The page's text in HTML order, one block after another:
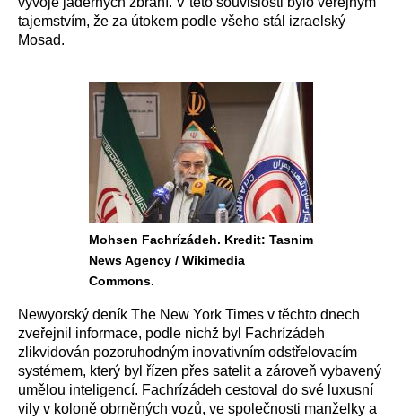
tajemstvím, že za útokem podle všeho stál izraelský
Mosad.
Mohsen Fachrízádeh. Kredit: Tasnim
News Agency / Wikimedia
Commons.
Newyorský deník The New York Times v těchto dnech
zveřejnil informace, podle nichž byl Fachrízádeh
zlikvidován pozoruhodným inovativním odstřelovacím
systémem, který byl řízen přes satelit a zároveň vybavený
umělou inteligencí. Fachrízádeh cestoval do své luxusní
vily v koloně obrněných vozů, ve společnosti manželky a